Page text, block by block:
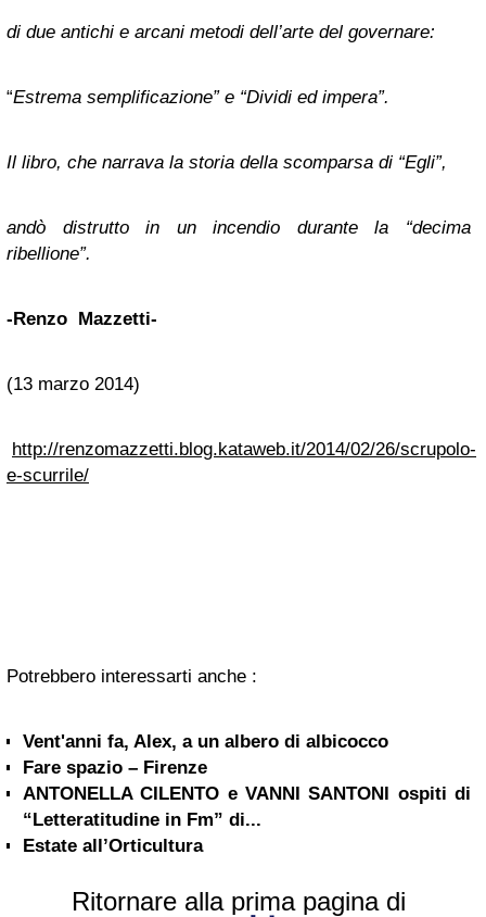
di due antichi e arcani metodi dell’arte del governare:
“Estrema semplificazione” e “Dividi ed impera”.
Il libro, che narrava la storia della scomparsa di “Egli”,
andò distrutto in un incendio durante la “decima
ribellione”.
-Renzo Mazzetti-
(13 marzo 2014)
http://renzomazzetti.blog.kataweb.it/2014/02/26/scrupolo-
e-scurrile/
Potrebbero interessarti anche :
Vent'anni fa, Alex, a un albero di albicocco
Fare spazio – Firenze
ANTONELLA CILENTO e VANNI SANTONI ospiti di
“Letteratitudine in Fm” di...
Estate all’Orticultura
Ritornare alla prima pagina di